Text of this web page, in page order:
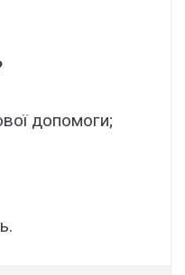
допомоги;